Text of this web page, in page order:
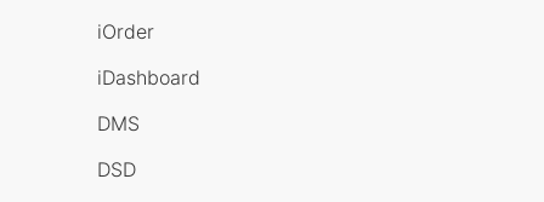
iOrder
iDashboard
DMS
DSD